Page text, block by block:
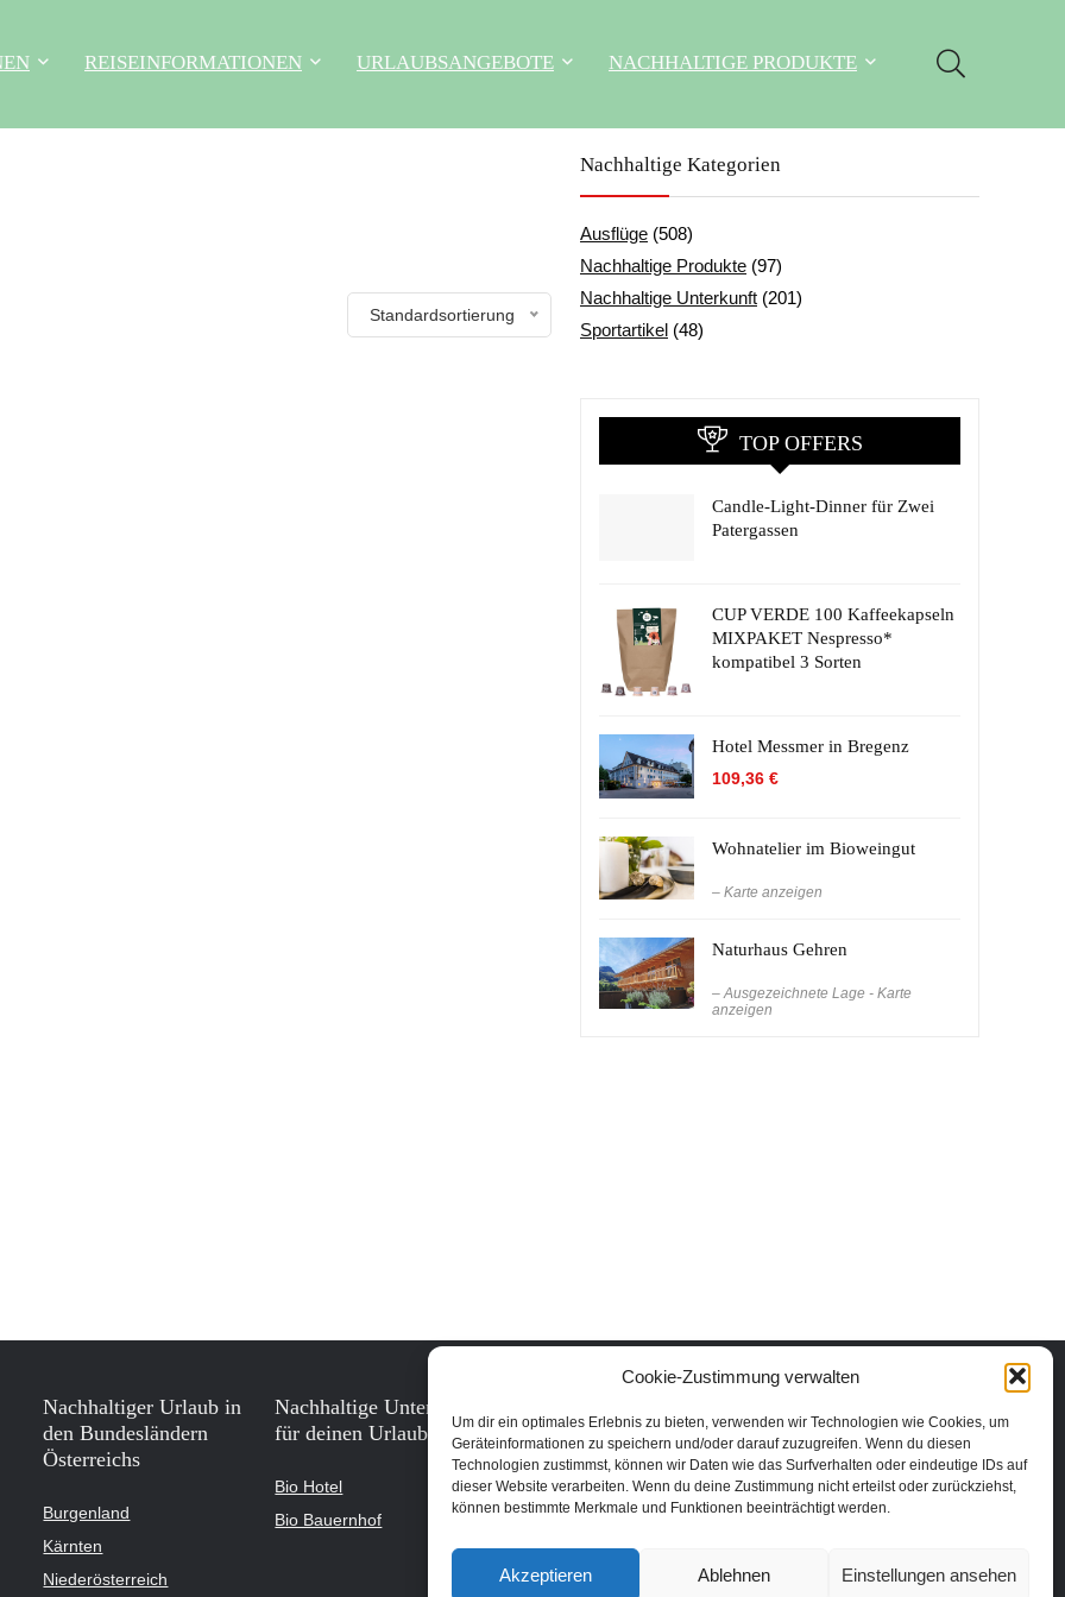
Cookie-Zustimmung verwalten
Um dir ein optimales Erlebnis zu bieten, verwenden wir Technologien wie Cookies, um
Geräteinformationen zu speichern und/oder darauf zuzugreifen. Wenn du diesen
Technologien zustimmst, können wir Daten wie das Surfverhalten oder eindeutige IDs auf
dieser Website verarbeiten. Wenn du deine Zustimmung nicht erteilst oder zurückziehst,
können bestimmte Merkmale und Funktionen beeinträchtigt werden.
Akzeptieren Ablehnen Einstellungen ansehen
REISEINFORMATIONEN URLAUBSANGEBOTE NACHHALTIGE PRODUKTE
Standardsortierung
Nachhaltige Kategorien
Ausflüge (508)
Nachhaltige Produkte (97)
Nachhaltige Unterkunft (201)
Sportartikel (48)
TOP OFFERS
Candle-Light-Dinner für Zwei
Patergassen
CUP VERDE 100 Kaffeekapseln
MIXPAKET Nespresso*
kompatibel 3 Sorten
Hotel Messmer in Bregenz
109,36 €
Wohnatelier im Bioweingut
– Karte anzeigen
Naturhaus Gehren
– Ausgezeichnete Lage - Karte
anzeigen
Nachhaltiger Urlaub in
den Bundesländern
Österreichs
Burgenland
Kärnten
Niederösterreich
Nachhaltige Unterkünfte
für deinen Urlaub
Bio Hotel
Bio Bauernhof